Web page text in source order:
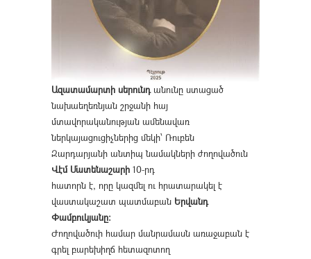
Ազատամարտի սերունդանունը ստացած
նախաեղեռնյան շրջանի հայ
մտավորականության ամենավառ
ներկայացուցիչներից մեկի՝ Ռուբեն
Զարդարյանի անտիպ նամակների ժողովածուն
Վէմ Մատենաշարի 10-րդ
հատորն է, որը կազմել ու հրատարակել է
վաստակաշատ պատմաբան Երվանդ
Փամբուկյանը։
Ժողովածուի համար մանրամասն առաջաբան է
գրել բարեխիղճ հետազոտող